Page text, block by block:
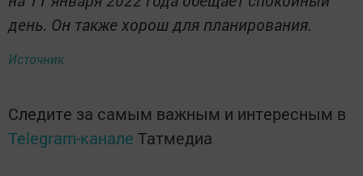
день. Он также хорош для планирования.
Источник
Следите за самым важным и интересным в
Telegram-канале Татмедиа